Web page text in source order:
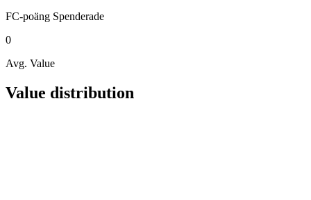
FC-poäng Spenderade
0
Avg. Value
Value distribution